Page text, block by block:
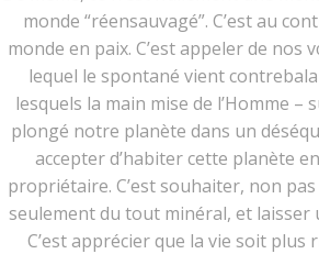
monde “réensauvagé”. C’est au
monde en paix. C’est appeler de nos
lequel le spontané vient
lesquels la main mise de l’Homme
plongé notre planète dans un
accepter d’habiter cette planète
propriétaire. C’est souhaiter, non
seulement du tout minéral, et laisser
C’est apprécier que la vie soit plus